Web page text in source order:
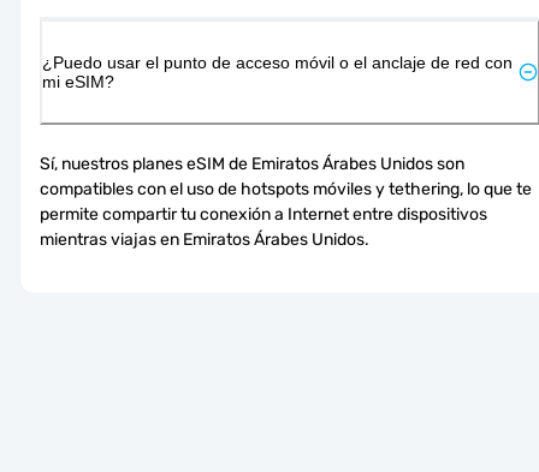
¿Puedo usar el punto de acceso móvil o el anclaje de red con
mi eSIM?
Sí, nuestros planes eSIM de Emiratos Árabes Unidos son
compatibles con el uso de hotspots móviles y tethering, lo que te
permite compartir tu conexión a Internet entre dispositivos
mientras viajas en Emiratos Árabes Unidos.